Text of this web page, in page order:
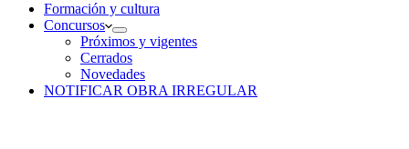
Formación y cultura
Concursos
Próximos y vigentes
Cerrados
Novedades
NOTIFICAR OBRA IRREGULAR